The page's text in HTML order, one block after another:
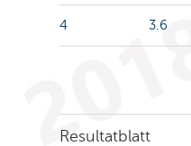
4 3.6
Resultatblatt